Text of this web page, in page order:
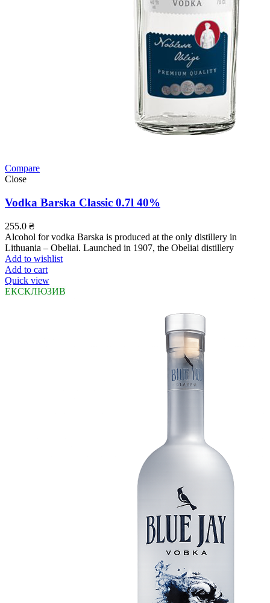
Compare
Close
Vodka Barska Classic 0.7l 40%
255.0 ₴
Alcohol for vodka Barska is produced at the only distillery in
Lithuania – Obeliai. Launched in 1907, the Obeliai distillery
Add to wishlist
Add to cart
Quick view
ЕКСКЛЮЗИВ